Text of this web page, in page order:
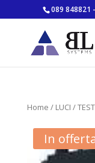
089 848821
Home / LUCI /
In